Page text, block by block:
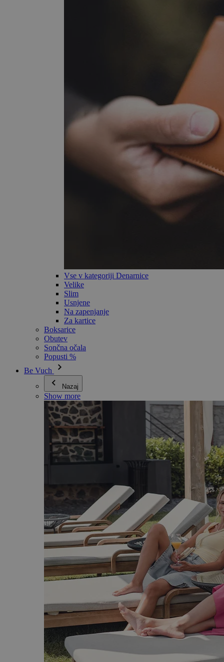
Vse v kategoriji Denarnice
Velike
Slim
Usnjene
Na zapenjanje
Za kartice
Boksarice
Obutev
Sončna očala
Popusti %
Be Vuch
Nazaj
Show more